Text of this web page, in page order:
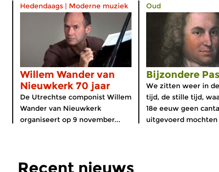
Hedendaags | Moderne muziek
Willem Wander van
Nieuwkerk 70 jaar
De Utrechtse componist Willem
Wander van Nieuwkerk
organiseert op 9 november...
Oud
Bijzondere
We zitten weer in
tijd, de stille tijd,
18e eeuw geen
uitgevoerd
Recent nieuws